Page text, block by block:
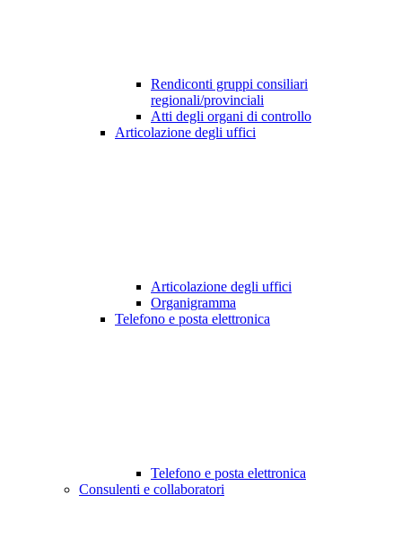
Rendiconti gruppi consiliari
regionali/provinciali
Atti degli organi di controllo
Articolazione degli uffici
Articolazione degli uffici
Organigramma
Telefono e posta elettronica
Telefono e posta elettronica
Consulenti e collaboratori